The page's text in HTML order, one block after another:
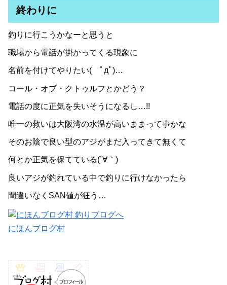
終わりに
釣りに行こうかなーと思うと
職場から電話が掛かってくる現象に
名前を付けてやりたい( ﾟдﾟ)…
コール・オブ・クトゥルフとかどう？
電話の度に正気を失いそうになるし…!!
唯一の救いは大阪湾の水温が高いままって事かな
そのお陰で良い型のアジがまだ入ってきて無くて
何とか正気を保てている(´∀｀)
良いアジが釣れている中で釣りに行けなかったら
間違いなくSAN値が狂う…
にほんブログ村